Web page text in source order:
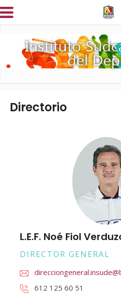
Directorio
L.E.F. Noé Fiol
DIRECTOR GENERAL
612 125 60 51